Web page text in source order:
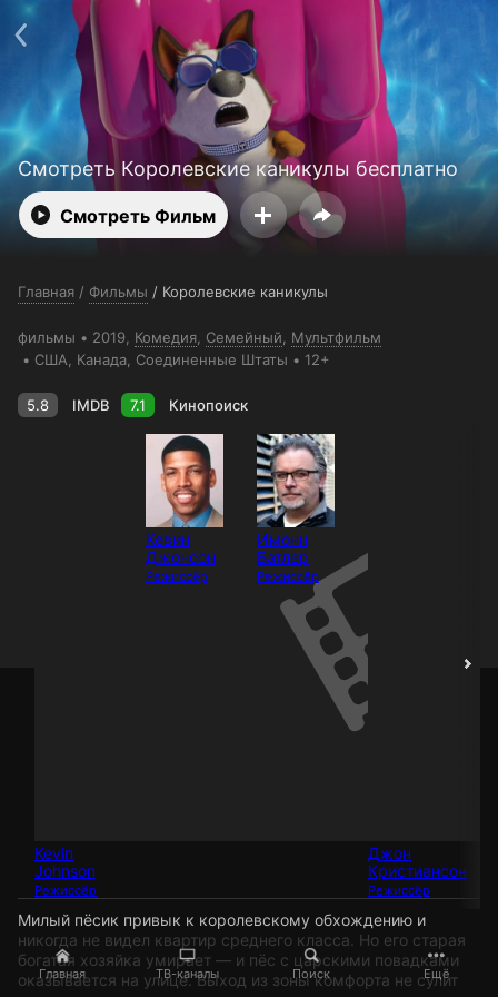
Главная ТВ-каналы Поиск Ещё
Смотреть Королевские каникулы бесплатно
Смотреть Фильм
Главная / Фильмы / Королевские каникулы
фильмы 2019, Комедия Семейный
Мультфильм
США , Канада , Соединенные Штаты 12+
5.8 IMDB 7.1 Кинопоиск
Kevin
Johnson
Режиссёр
Кевин
Джонсон
Режиссёр
Имонн
Батлер
Режиссёр
Джон
Кристиансон
Режиссёр
Милый пёсик привык к королевскому обхождению и
никогда не видел квартир среднего класса. Но его старая
богатая хозяйка умирает — и пёс с царскими повадками
оказывается на улице. Выход из зоны комфорта не сулит
Поддержка: support@24h.tv
О сервисе
Пользовательское соглашение
Политика конфиденциальности
Для партнёров
Открыть приложение
Ввести промокод
Установить на ТВ
Бесплатные каналы Контакты